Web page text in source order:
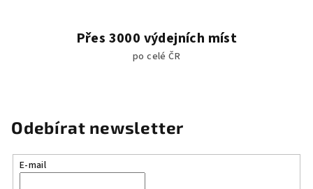
Přes 3000 výdejních míst
po celé ČR
Odebírat newsletter
E-mail